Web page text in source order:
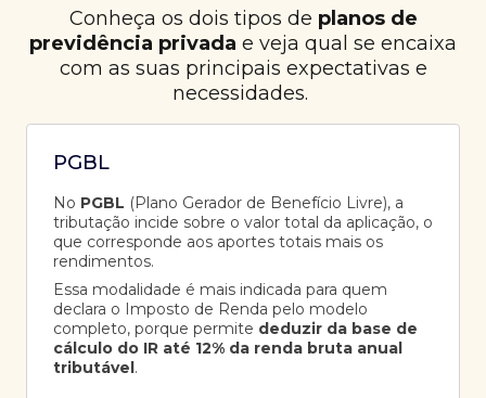
Conheça os dois tipos de planos de
previdência privada e veja qual se encaixa
com as suas principais expectativas e
necessidades.
PGBL
No PGBL (Plano Gerador de Benefício Livre), a
tributação incide sobre o valor total da aplicação, o
que corresponde aos aportes totais mais os
rendimentos.
Essa modalidade é mais indicada para quem
declara o Imposto de Renda pelo modelo
completo, porque permite deduzir da base de
cálculo do IR até 12% da renda bruta anual
tributável.